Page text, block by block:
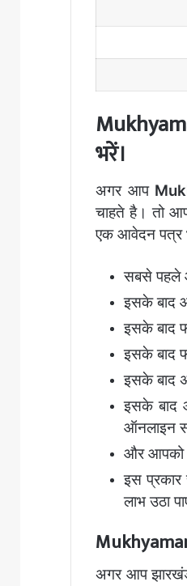
भरें।
अगर आप
चाहते है। तो
एक आवेदन पत्र
सबसे पहले
इसके बाद
इसके बाद
इसके बाद
इसके बाद
इसके बाद
ऑनलाइन
और आपको
इस प्रकार
लाभ उठा
अगर आप झारखंड